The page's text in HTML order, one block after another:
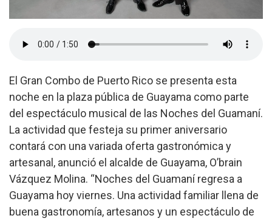
El Gran Combo de Puerto Rico se presenta esta
noche en la plaza pública de Guayama como parte
del espectáculo musical de las Noches del Guamaní.
La actividad que festeja su primer aniversario
contará con una variada oferta gastronómica y
artesanal, anunció el alcalde de Guayama, O’brain
Vázquez Molina. “Noches del Guamaní regresa a
Guayama hoy viernes. Una actividad familiar llena de
buena gastronomía, artesanos y un espectáculo de